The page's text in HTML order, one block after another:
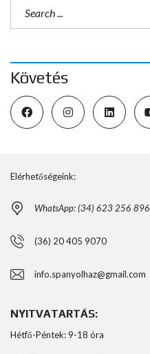
Követés
Elérhetőségeink:
WhatsApp: (34) 623 256 896
(36) 20 405 9070
info.spanyolhaz@gmail.com
NYITVATARTÁS:
Hétfő-Péntek: 9-18 óra